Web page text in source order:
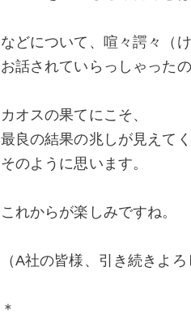
などについて、喧々諤々（
お話されていらっしゃった
カオスの果てにこそ、
最良の結果の兆しが見えてく
そのように思います。
これからが楽しみですね。
（A社の皆様、引き続きよ
＊